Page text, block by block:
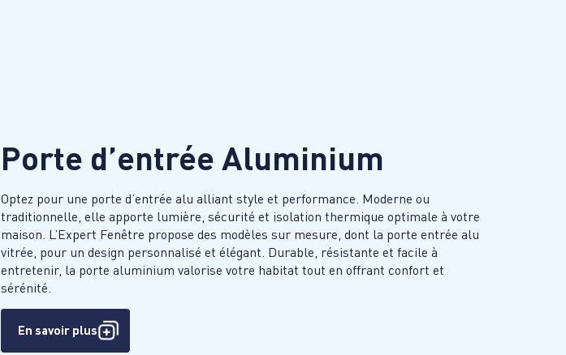
Porte d’entrée Aluminium
Optez pour une porte d’entrée alu alliant style et performance. Moderne ou
traditionnelle, elle apporte lumière, sécurité et isolation thermique optimale à votre
maison. L’Expert Fenêtre propose des modèles sur mesure, dont la porte entrée alu
vitrée, pour un design personnalisé et élégant. Durable, résistante et facile à
entretenir, la porte aluminium valorise votre habitat tout en offrant confort et
sérénité.
En savoir plus